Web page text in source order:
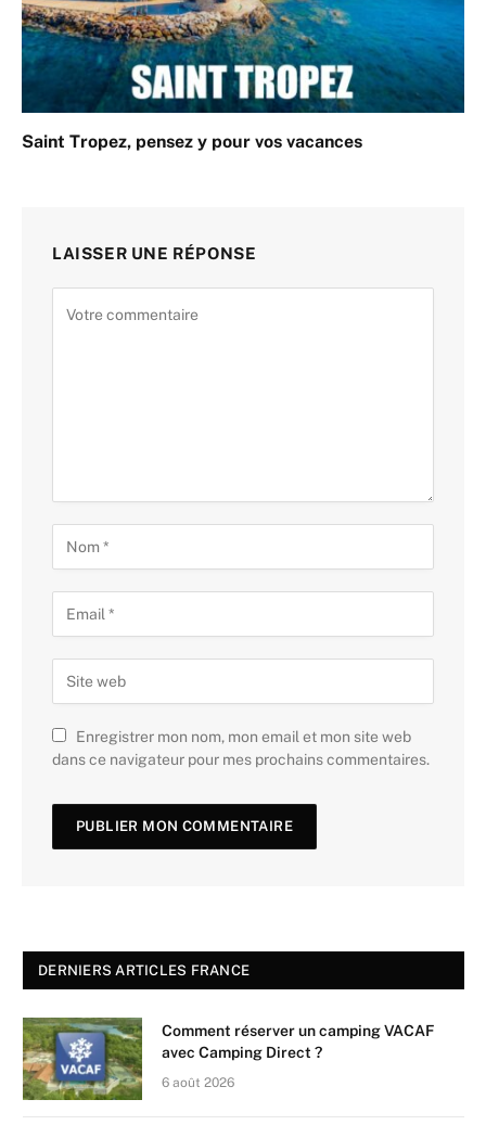
Saint Tropez, pensez y pour vos vacances
LAISSER UNE RÉPONSE
Enregistrer mon nom, mon email et mon site web
dans ce navigateur pour mes prochains commentaires.
DERNIERS ARTICLES FRANCE
Comment réserver un camping VACAF
avec Camping Direct ?
6 août 2026